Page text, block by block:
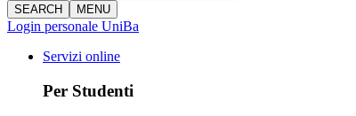
SEARCH MENU
Login personale UniBa
Servizi online
Per Studenti